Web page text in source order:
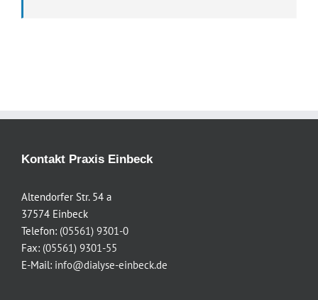
Kontakt Praxis Einbeck
Altendorfer Str. 54 a
37574 Einbeck
Telefon: (05561) 9301-0
Fax: (05561) 9301-55
E-Mail: info@dialyse-einbeck.de